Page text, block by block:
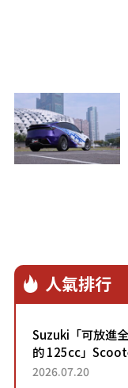
人氣排行
Suzuki「可放進
的 125cc」
目！採用全新流線
2026.07.20